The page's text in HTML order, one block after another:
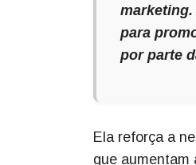
para
por parte
Ela reforça a
que aumentam